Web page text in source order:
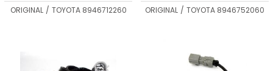
ORIGINAL / TOYOTA 8946712260 ORIGINAL / TOYOTA 8946752060